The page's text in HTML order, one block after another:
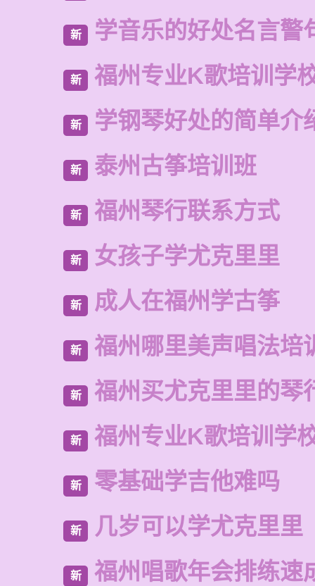
新 学音乐的好处名言警
新 福州专业K歌培训学
新 学钢琴好处的简单介
新 泰州古筝培训班
新 福州琴行联系方式
新 女孩子学尤克里里
新 成人在福州学古筝
新 福州哪里美声唱法培
新 福州买尤克里里的琴
新 福州专业K歌培训学
新 零基础学吉他难吗
新 几岁可以学尤克里里
新 福州唱歌年会排练速